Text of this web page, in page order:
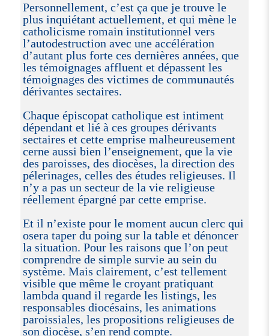
Personnellement, c’est ça que je trouve le
plus inquiétant actuellement, et qui mène le
catholicisme romain institutionnel vers
l’autodestruction avec une accélération
d’autant plus forte ces dernières années, que
les témoignages affluent et dépassent les
témoignages des victimes de communautés
dérivantes sectaires.
Chaque épiscopat catholique est intiment
dépendant et lié à ces groupes dérivants
sectaires et cette emprise malheureusement
cerne aussi bien l’enseignement, que la vie
des paroisses, des diocèses, la direction des
pélerinages, celles des études religieuses. Il
n’y a pas un secteur de la vie religieuse
réellement épargné par cette emprise.
Et il n’existe pour le moment aucun clerc qui
osera taper du poing sur la table et dénoncer
la situation. Pour les raisons que l’on peut
comprendre de simple survie au sein du
système. Mais clairement, c’est tellement
visible que même le croyant pratiquant
lambda quand il regarde les listings, les
responsables diocésains, les animations
paroissiales, les propositions religieuses de
son diocèse, s’en rend compte.